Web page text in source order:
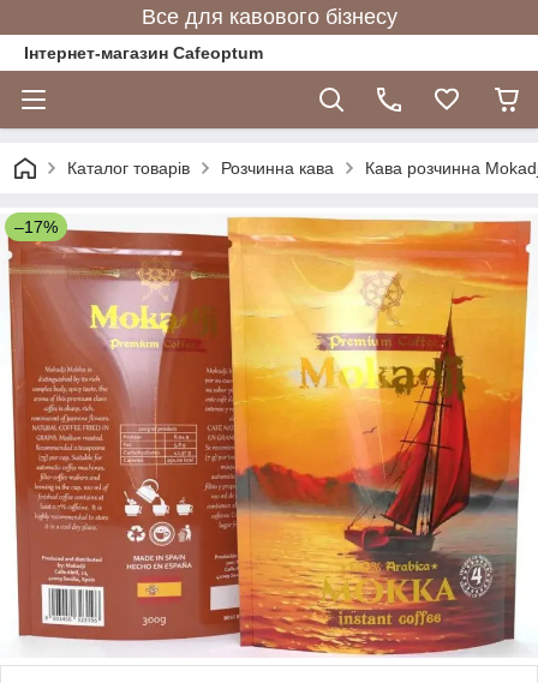
Все для кавового бізнесу
Інтернет-магазин Cafeoptum
Каталог товарів Розчинна кава Кава розчинна
–17%